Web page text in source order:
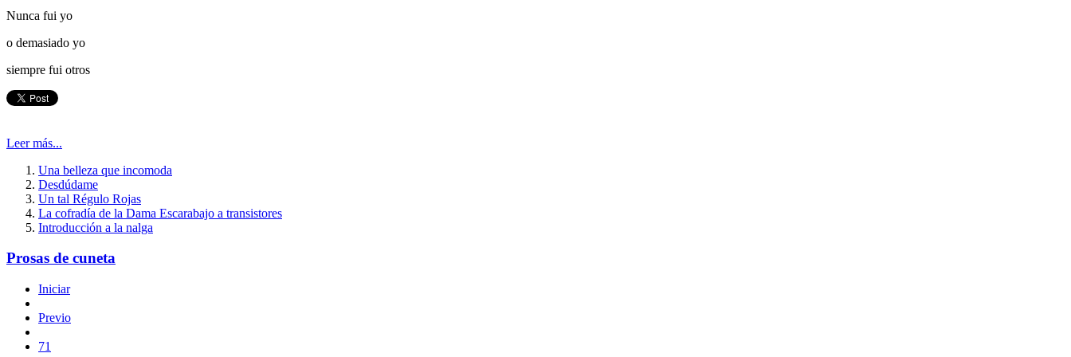
Nunca fui yo
o demasiado yo
siempre fui otros
Leer más...
Una belleza que incomoda
Desdúdame
Un tal Régulo Rojas
La cofradía de la Dama Escarabajo a transistores
Introducción a la nalga
Prosas de cuneta
Iniciar
Previo
71